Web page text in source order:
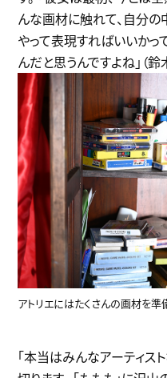
んな画材に触れて、自分の
やって表現すればいいかっ
んだと思うんですよね」（鈴
アトリエにはたくさんの画材を準
「本当はみんなアーティス